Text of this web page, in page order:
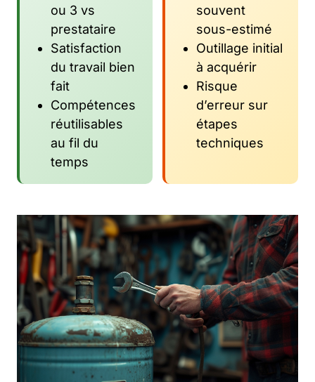
ou 3 vs
prestataire
Satisfaction
du travail bien
fait
Compétences
réutilisables
au fil du
temps
souvent
sous-estimé
Outillage initial
à acquérir
Risque
d’erreur sur
étapes
techniques